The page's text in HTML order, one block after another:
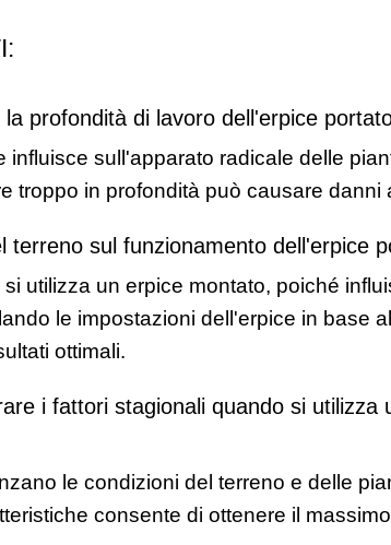
profondità di lavoro dell'erpice
influisce sull'apparato radicale delle
troppo in profondità può causare danni
terreno sul funzionamento dell'erpice
utilizza un erpice montato, poiché
le impostazioni dell'erpice in base
ottimali.
i fattori stagionali quando si utilizza
le condizioni del terreno e delle
consente di ottenere il